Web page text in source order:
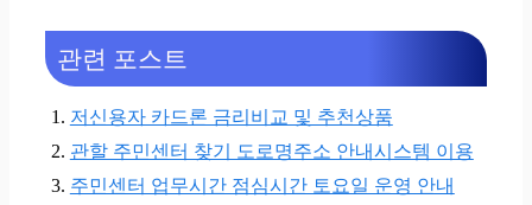
관련 포스트
저신용자 카드론 금리비교 및 추천상품
관할 주민센터 찾기 도로명주소 안내시스템 이용
주민센터 업무시간 점심시간 토요일 운영 안내